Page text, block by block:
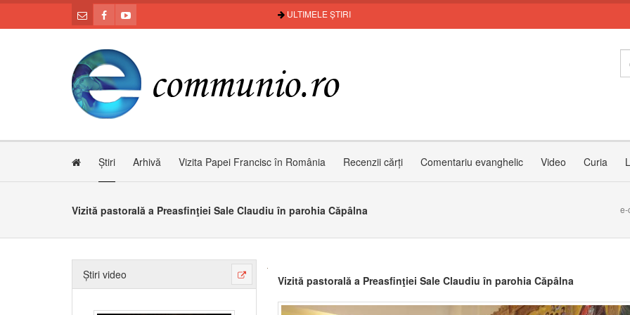
ULTIMELE ȘTIRI
Știri Arhivă Vizita Papei Francisc în România Recenzii cărți Comentariu evanghelic Video Curia
Vizită pastorală a Preasfinţiei Sale Claudiu în parohia Căpâlna e-
Știri video Vizită pastorală a Preasfinţiei Sale Claudiu în parohia Căpâlna